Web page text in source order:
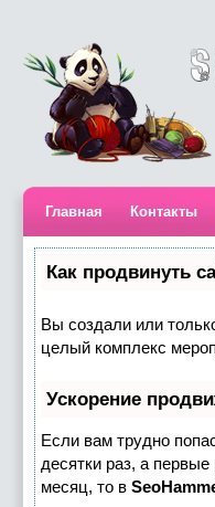
Главная Контакты
Как продвинуть
Вы создали или
целый комплекс
Ускорение
Если вам трудно
десятки раз, а
месяц, то в